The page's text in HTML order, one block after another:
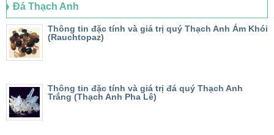
Đá Thạch Anh
Thông tin đặc tính và giá trị quý Thạch Anh Ám Khói
(Rauchtopaz)
Thông tin đặc tính và giá trị đá quý Thạch Anh
Trắng (Thạch Anh Pha Lê)